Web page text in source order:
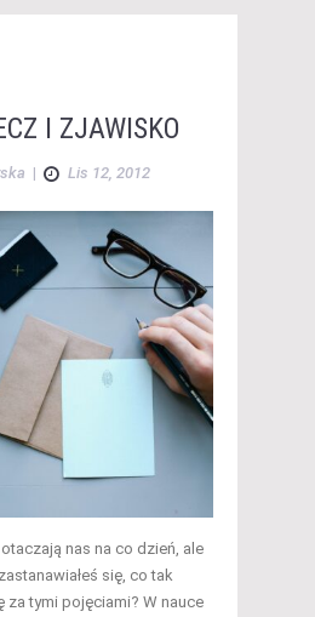
I ZJAWISKO
| Lis 12, 2012
nas na co dzień, ale
się, co tak
za tymi pojęciami? W nauce